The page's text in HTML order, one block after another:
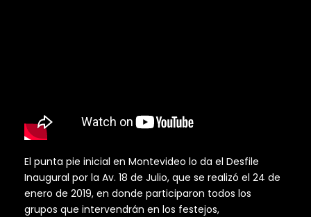
El punta pie inicial en Montevideo lo da el Desfile
Inaugural por la Av. 18 de Julio, que se realizó el 24 de
enero de 2019, en donde participaron todos los
grupos que intervendrán en los festejos,